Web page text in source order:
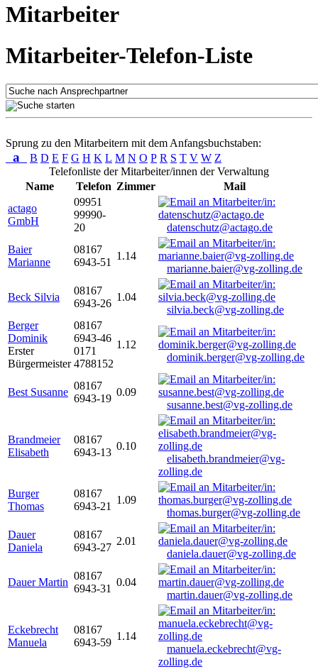
Mitarbeiter
Mitarbeiter-Telefon-Liste
Sprung zu den Mitarbeitern mit dem Anfangsbuchstaben:
a B D E F G H K L M N O P R S T V W Z
Telefonliste der Mitarbeiter/innen der Verwaltung
Name
Telefon Zimmer
Mail
actago
GmbH
09951
99990-
20
datenschutz@actago.de
Baier
Marianne
08167
6943-51
1.14
marianne.baier@vg-zolling.de
Beck Silvia
08167
6943-26
1.04
silvia.beck@vg-zolling.de
Berger
Dominik
Erster
Bürgermeister
08167
6943-46
0171
4788152
1.12
dominik.berger@vg-zolling.de
Best Susanne
08167
6943-19
0.09
susanne.best@vg-zolling.de
Brandmeier
Elisabeth
08167
6943-13
0.10
elisabeth.brandmeier@vg-
zolling.de
Burger
Thomas
08167
6943-21
1.09
thomas.burger@vg-zolling.de
Dauer
Daniela
08167
6943-27
2.01
daniela.dauer@vg-zolling.de
Dauer Martin
08167
6943-31
0.04
martin.dauer@vg-zolling.de
Eckebrecht
Manuela
08167
6943-59
1.14
manuela.eckebrecht@vg-
zolling.de